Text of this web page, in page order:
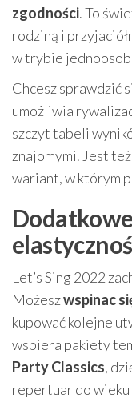
zgodności. To
rodziną i
w trybie
Chcesz sprawdzić
umożliwia
szczyt tabeli
znajomymi. Jest też
wariant, w którym
Let’s Sing 2022
Możeszwspinac
kupować kolejne
wspiera pakiety
Party Classics,
repertuar do